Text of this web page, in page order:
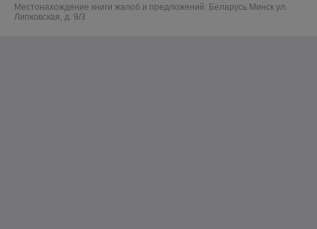
Местонахождение книги жалоб и предложений: Беларусь Минск ул.
Липковская, д. 9/3